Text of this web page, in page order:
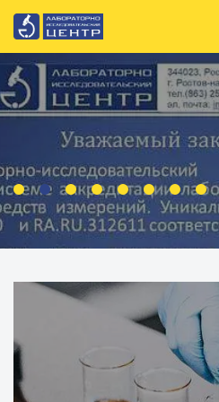
Главная
О компании
Услуги
Анализ лакокрасочных
материалов
Организация и
проведение специальной
оценки условий труда
Производственный
материалов
Анализ металлов и
Анализ нефтепродуктов